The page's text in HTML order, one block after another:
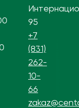
95
+7
(831)
262-
10-
66